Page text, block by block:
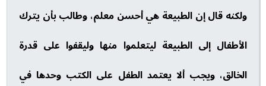
ولكنه قال إن الطبيعة هي أحسن معلم، وطالب بأن يترك
الأطفال إلى الطبيعة ليتعلموا منها وليقفوا على قدرة
الخالق، ويجب ألا يعتمد الطفل على الكتب وحدها في